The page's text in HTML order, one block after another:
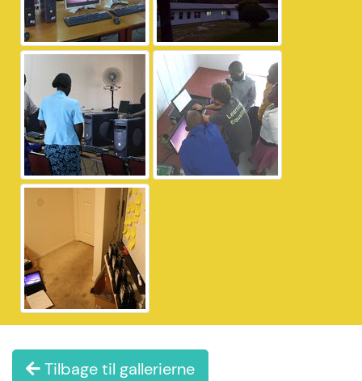
Tilbage til gallerierne